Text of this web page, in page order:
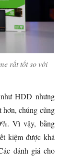
rất tốt so với
HDD nhưng
hơn, chúng cũng
Vì vậy, bằng
kiệm được khá
đánh giá cho